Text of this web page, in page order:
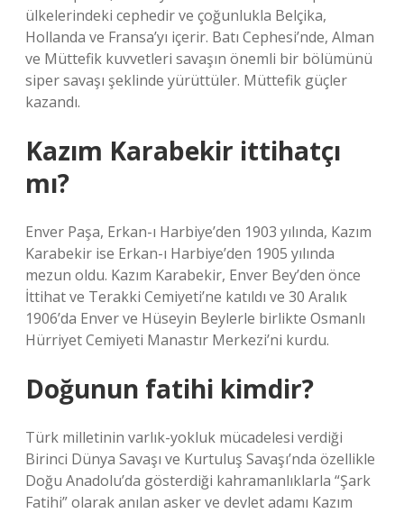
ülkelerindeki cephedir ve çoğunlukla Belçika,
Hollanda ve Fransa’yı içerir. Batı Cephesi’nde, Alman
ve Müttefik kuvvetleri savaşın önemli bir bölümünü
siper savaşı şeklinde yürüttüler. Müttefik güçler
kazandı.
Kazım Karabekir ittihatçı
mı?
Enver Paşa, Erkan-ı Harbiye’den 1903 yılında, Kazım
Karabekir ise Erkan-ı Harbiye’den 1905 yılında
mezun oldu. Kazım Karabekir, Enver Bey’den önce
İttihat ve Terakki Cemiyeti’ne katıldı ve 30 Aralık
1906’da Enver ve Hüseyin Beylerle birlikte Osmanlı
Hürriyet Cemiyeti Manastır Merkezi’ni kurdu.
Doğunun fatihi kimdir?
Türk milletinin varlık-yokluk mücadelesi verdiği
Birinci Dünya Savaşı ve Kurtuluş Savaşı’nda özellikle
Doğu Anadolu’da gösterdiği kahramanlıklarla “Şark
Fatihi” olarak anılan asker ve devlet adamı Kazım